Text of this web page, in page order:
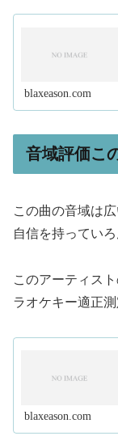
blaxeason.com
音域評価こ
この曲の音域は広
自信を持ってい
このアーティス
ラオケキー適正
blaxeason.com